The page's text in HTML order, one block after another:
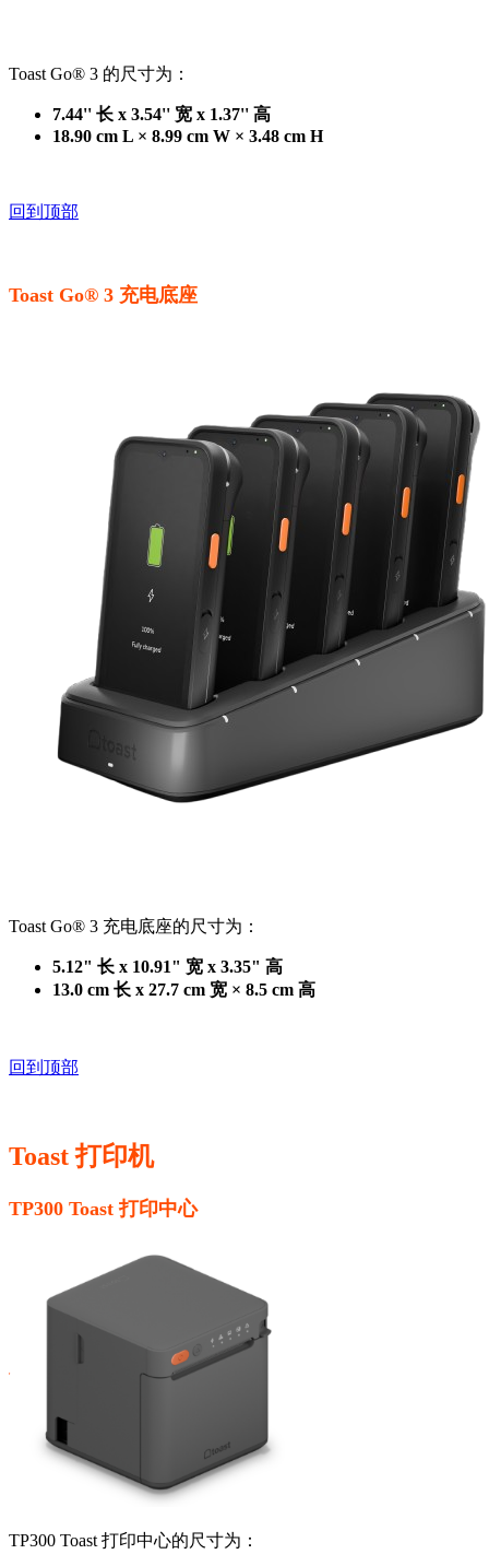
Toast Go® 3 的尺寸为：
7.44'' 长 x 3.54'' 宽 x 1.37'' 高
18.90 cm L × 8.99 cm W × 3.48 cm H
回到顶部
Toast Go® 3 充电底座
Toast Go® 3 充电底座的尺寸为：
5.12" 长 x 10.91" 宽 x 3.35" 高
13.0 cm 长 x 27.7 cm 宽 × 8.5 cm 高
回到顶部
Toast 打印机
TP300 Toast 打印中心
TP300 Toast 打印中心的尺寸为：